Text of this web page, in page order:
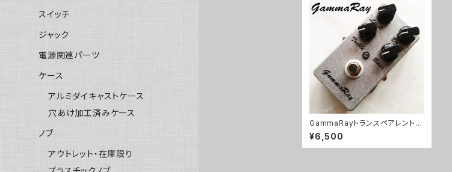
GammaRayトランスペアレント系
ODキット【BASIC KIT】
¥6,500
スイッチ
ジャック
電源関連パーツ
ケース
アルミダイキャストケース
穴あけ加工済みケース
ノブ
アウトレット・在庫限り